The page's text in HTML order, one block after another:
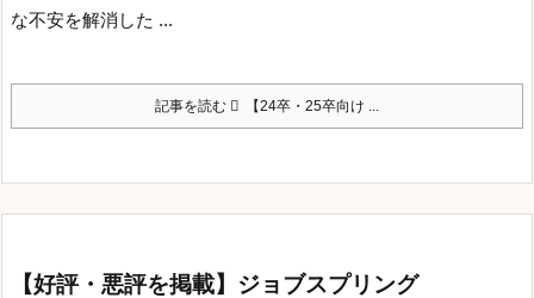
な不安を解消した ...
記事を読む 【24卒・25卒向け ...
【好評・悪評を掲載】ジョブスプリング